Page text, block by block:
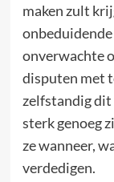
maken zult
onverwachte
disputen met
zelfstandig dit
sterk genoeg
ze wanneer,
verdedigen.